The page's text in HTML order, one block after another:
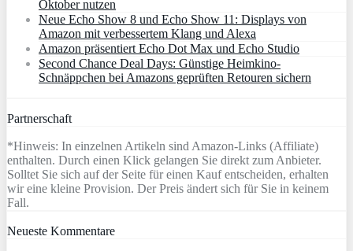
Oktober nutzen
Neue Echo Show 8 und Echo Show 11: Displays von
Amazon mit verbessertem Klang und Alexa
Amazon präsentiert Echo Dot Max und Echo Studio
Second Chance Deal Days: Günstige Heimkino-
Schnäppchen bei Amazons geprüften Retouren sichern
Partnerschaft
*Hinweis: In einzelnen Artikeln sind Amazon-Links (Affiliate)
enthalten. Durch einen Klick gelangen Sie direkt zum Anbieter.
Solltet Sie sich auf der Seite für einen Kauf entscheiden, erhalten
wir eine kleine Provision. Der Preis ändert sich für Sie in keinem
Fall.
Neueste Kommentare